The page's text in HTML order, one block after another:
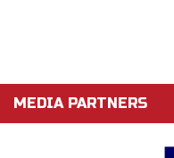
MEDIA PARTNERS